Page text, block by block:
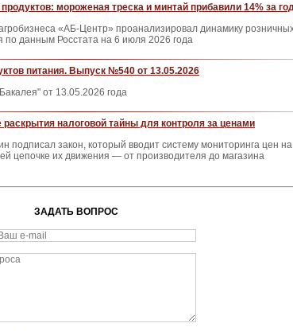
мороженая треска и минтай прибавили 14% за
«АБ-Центр» проанализировал динамику
по данным Росстата на 6 июля 2026 года
питания. Выпуск №540 от 13.05.2026
от 13.05.2026 года
раскрытия налоговой тайны для контроля за ценами
подписал закон, который вводит систему мониторинга цен на
цепочке их движения — от производителя до магазина
ЗАДАТЬ ВОПРОС